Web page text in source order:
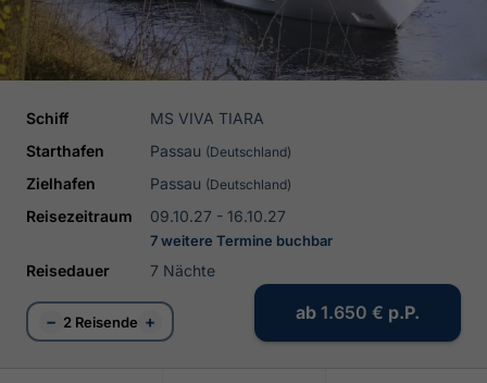
Schiff
MS VIVA TIARA
Starthafen
Passau (Deutschland)
Zielhafen Passau (Deutschland)
Reisezeitraum 09.10.27 - 16.10.27
7 weitere Termine buchbar
Reisedauer 7 Nächte
− 2 Reisende + ab 1.650 € p.P.